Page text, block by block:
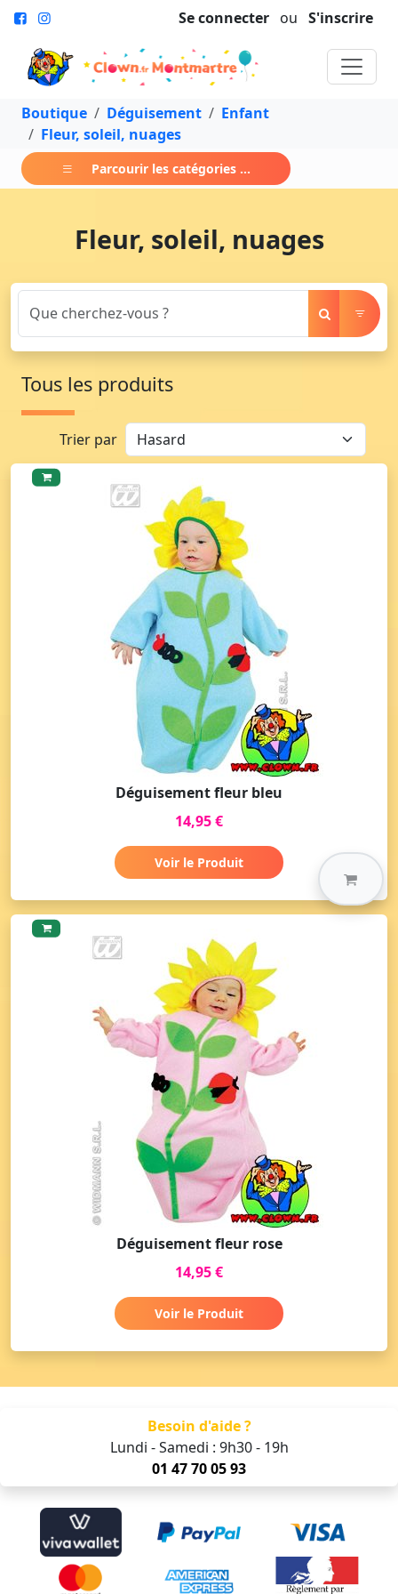
Se connecter ou S'inscrire
Boutique Déguisement
Enfant
Fleur, soleil, nuages
Parcourir les catégories ...
Fleur, soleil, nuages
Tous les produits
Trier par
Déguisement fleur bleu
14,95 €
Voir le Produit
Déguisement fleur rose
14,95 €
Voir le Produit
Besoin d'aide ?
Lundi - Samedi : 9h30 - 19h
01 47 70 05 93